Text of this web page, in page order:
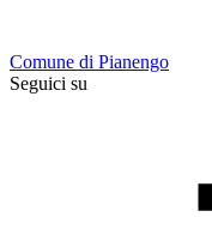
Comune di Pianengo
Seguici su